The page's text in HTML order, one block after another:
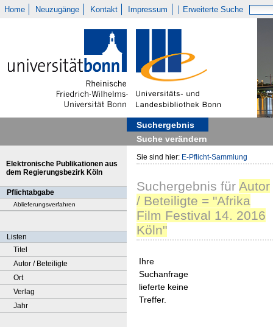
Home Neuzugänge Kontakt Impressum Erweiterte Suche
Suchergebnis
Suche verändern
Elektronische Publikationen aus
dem Regierungsbezirk Köln
Pflichtabgabe
Ablieferungsverfahren
Listen
Titel
Autor / Beteiligte
Ort
Verlag
Jahr
Sie sind hier: E-Pflicht-Sammlung
Suchergebnis für Autor
/ Beteiligte = "Afrika
Film Festival 14. 2016
Köln"
Ihre
Suchanfrage
lieferte keine
Treffer.